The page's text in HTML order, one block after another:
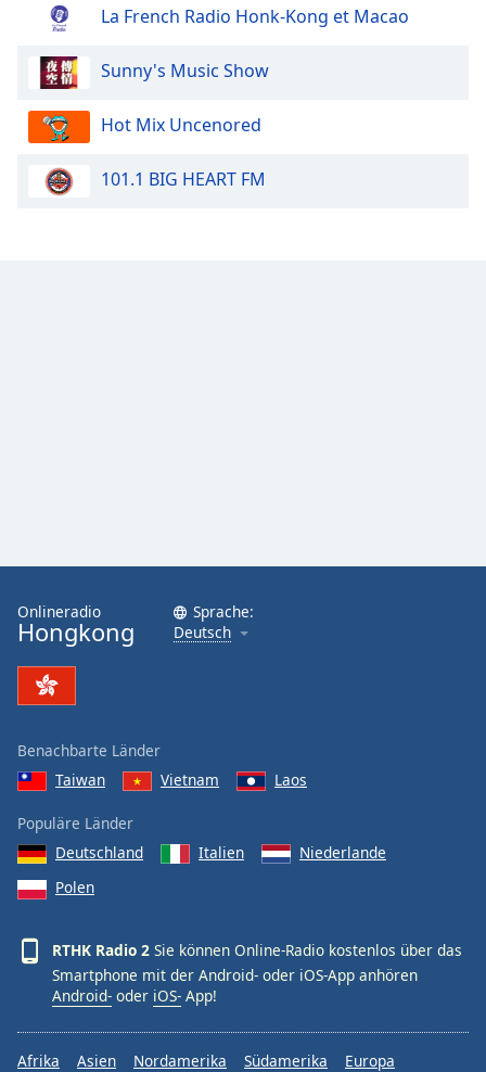
La French Radio Honk-Kong et Macao
Sunny's Music Show
Hot Mix Uncenored
101.1 BIG HEART FM
Onlineradio
Hongkong
Sprache:
Deutsch
Benachbarte Länder
Taiwan
Vietnam Laos
Populäre Länder
Deutschland
Italien
Niederlande
Polen
RTHK Radio 2 Sie können Online-Radio kostenlos über das
Smartphone mit der Android- oder iOS-App anhören
Android- oder iOS- App!
Afrika Asien Nordamerika Südamerika Europa